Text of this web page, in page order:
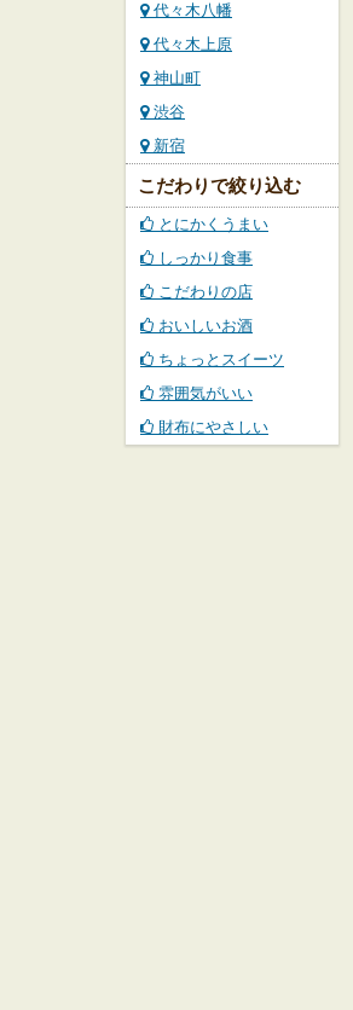
代々木八幡
代々木上原
神山町
渋谷
新宿
こだわりで絞り込む
とにかくうまい
しっかり食事
こだわりの店
おいしいお酒
ちょっとスイーツ
雰囲気がいい
財布にやさしい